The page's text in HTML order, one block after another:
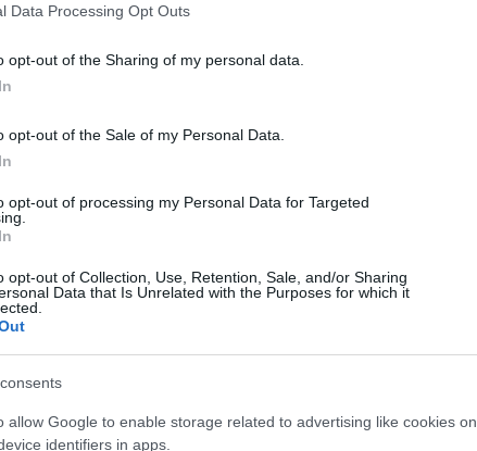
Data Processing Opt Outs
opt-out of the Sharing of my personal data.
opt-out of the Sale of my Personal Data.
opt-out of processing my Personal Data for Targeted
opt-out of Collection, Use, Retention, Sale, and/or Sharing
Data that Is Unrelated with the Purposes for which it
allow Google to enable storage related to advertising like cookies on
identifiers in apps.
nella sezioneLogindal menù del sito o
i tuoi video e le tue foto
+39 345 356 7512
di GalluraOggi.it